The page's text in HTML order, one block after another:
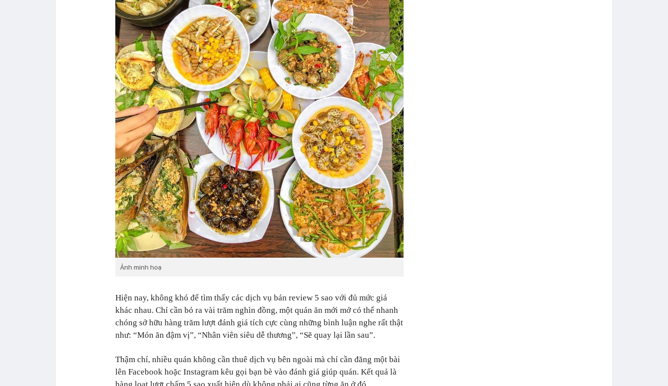
Ảnh minh hoạ
Hiện nay, không khó để tìm thấy các dịch vụ bán review 5 sao với đủ mức giá
khác nhau. Chỉ cần bỏ ra vài trăm nghìn đồng, một quán ăn mới mở có thể nhanh
chóng sở hữu hàng trăm lượt đánh giá tích cực cùng những bình luận nghe rất thật
như: “Món ăn đậm vị”, “Nhân viên siêu dễ thương”, “Sẽ quay lại lần sau”.
Thậm chí, nhiều quán không cần thuê dịch vụ bên ngoài mà chỉ cần đăng một bài
lên Facebook hoặc Instagram kêu gọi bạn bè vào đánh giá giúp quán. Kết quả là
hàng loạt lượt chấm 5 sao xuất hiện dù không phải ai cũng từng ăn ở đó.